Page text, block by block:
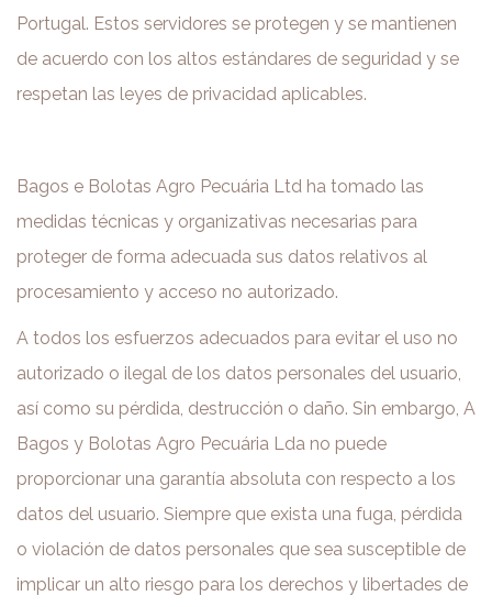
Portugal. Estos servidores se protegen y se mantienen
de acuerdo con los altos estándares de seguridad y se
respetan las leyes de privacidad aplicables.
Bagos e Bolotas Agro Pecuária Ltd ha tomado las
medidas técnicas y organizativas necesarias para
proteger de forma adecuada sus datos relativos al
procesamiento y acceso no autorizado.
A todos los esfuerzos adecuados para evitar el uso no
autorizado o ilegal de los datos personales del usuario,
así como su pérdida, destrucción o daño. Sin embargo, A
Bagos y Bolotas Agro Pecuária Lda no puede
proporcionar una garantía absoluta con respecto a los
datos del usuario. Siempre que exista una fuga, pérdida
o violación de datos personales que sea susceptible de
implicar un alto riesgo para los derechos y libertades de